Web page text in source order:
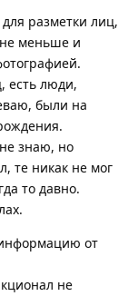
разметки лиц,
не меньше и
есть люди,
были на
знаю, но
те никак не мог
то давно.
от
не